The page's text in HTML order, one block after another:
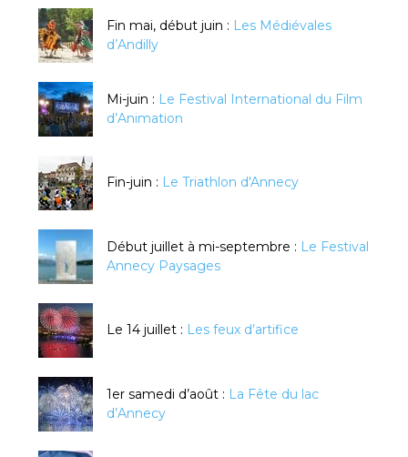
Fin mai, début juin : Les Médiévales
d’Andilly
Mi-juin : Le Festival International du Film
d’Animation
Fin-juin : Le Triathlon d'Annecy
Début juillet à mi-septembre : Le Festival
Annecy Paysages
Le 14 juillet : Les feux d’artifice
1er samedi d’août : La Fête du lac
d’Annecy